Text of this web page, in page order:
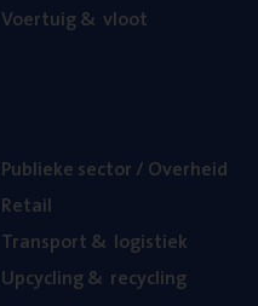
Voer­tuig& vloot
Publie­ke sec­tor / Overheid
Retail
Trans­port& logistiek
Upcy­cling& recycling